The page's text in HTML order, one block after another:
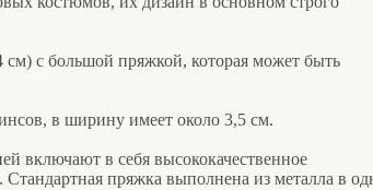
с большой пряжкой, которая может быть
в ширину имеет около 3,5 см.
включают в себя высококачественное
пряжка выполнена из металла в